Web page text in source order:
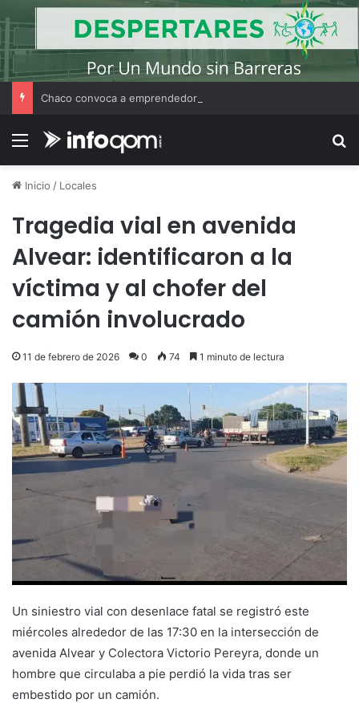
Menú
Inicio / Locales
Tragedia vial en avenida
Alvear: identificaron a la
víctima y al chofer del
camión involucrado
11 de febrero de 2026 0 74 1 minuto de lectura
Un siniestro vial con desenlace fatal se registró este
miércoles alrededor de las 17:30 en la intersección de
avenida Alvear y Colectora Victorio Pereyra, donde un
hombre que circulaba a pie perdió la vida tras ser
embestido por un camión.